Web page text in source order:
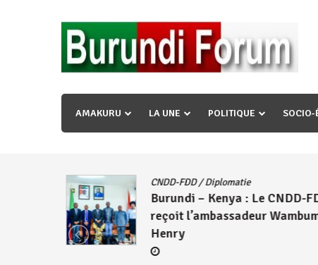
« Ingorane si ugupfa , ingorane ni ugupfa nabi
uzopfire neza umuryango n’igihugu cakwibarutse ? »
AMAKURU LA UNE POLITIQUE SOCIO-
CNDD-FDD/Diplomatie
Burundi – Kenya : Le CNDD-
reçoit l’ambassadeur
Henry